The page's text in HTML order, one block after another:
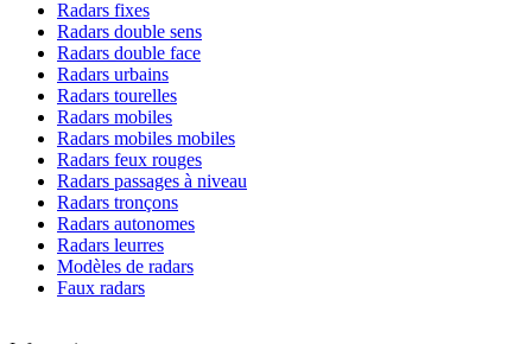
Radars fixes
Radars double sens
Radars double face
Radars urbains
Radars tourelles
Radars mobiles
Radars mobiles mobiles
Radars feux rouges
Radars passages à niveau
Radars tronçons
Radars autonomes
Radars leurres
Modèles de radars
Faux radars